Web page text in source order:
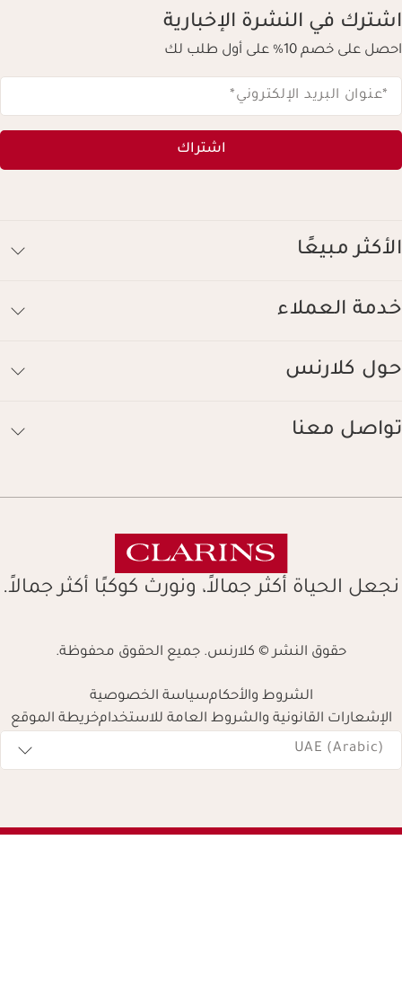
في النشرة الإخبارية
خصم 10% على أول طلب لك
البريد الإلكتروني*
اشتراك
مبيعًا
العملاء
كلارنس
معنا
الحياة أكثر جمالاً، ونورث كوكبًا أكثر جمالاً.
حقوق النشر © كلارنس. جميع الحقوق محفوظة.
الشروط والأحكامسياسة الخصوصية
القانونية والشروط العامة للاستخدامخريطة الموقع
UAE (Arabic)